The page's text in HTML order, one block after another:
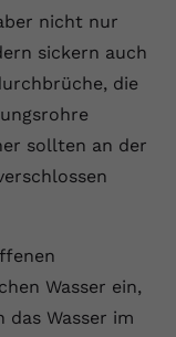
nicht nur
sickern auch
die
sollten an der
Wasser ein,
Wasser im
Cookie
Nutzer